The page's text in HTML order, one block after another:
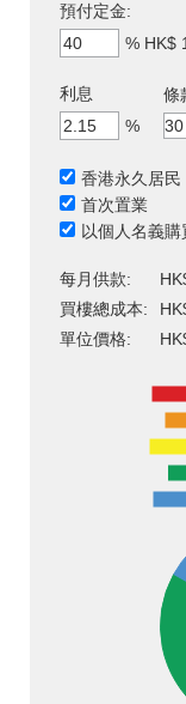
預付定金:
% HK$
利息
%
條
香港永久居民
首次置業
以個人名義
每月供款:
買樓總成本:
單位價格: